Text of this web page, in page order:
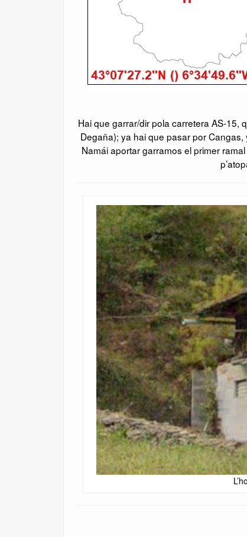
Hai que garrar/dir pola carretera AS-15,
Degaña); ya hai que pasar por
Namái aportar garramos el primer